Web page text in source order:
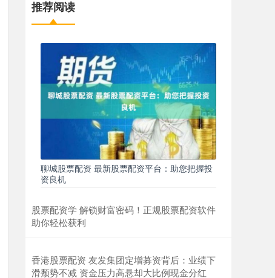
推荐阅读
聊城股票配资 最新股票配资平台：助您把握投
资良机
股票配资学 解锁财富密码！正规股票配资软件
助你轻松获利
香港股票配资 友发集团定增募资背后：业绩下
滑颓势不减 资金压力高悬却大比例现金分红